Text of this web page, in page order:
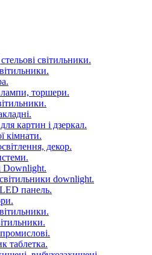
світильники.
лампи, торшери.
картин і дзеркал.
кімнати.
декор.
Downlight.
downlight.
панель.
таблетка.